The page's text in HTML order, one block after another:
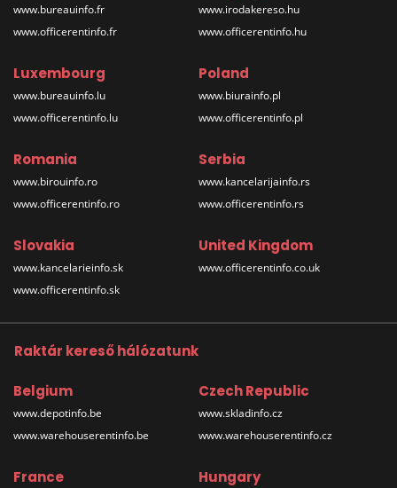
www.bureauinfo.fr
www.officerentinfo.fr
www.irodakereso.hu
www.officerentinfo.hu
Luxembourg
www.bureauinfo.lu
www.officerentinfo.lu
Poland
www.biurainfo.pl
www.officerentinfo.pl
Romania
www.birouinfo.ro
www.officerentinfo.ro
Serbia
www.kancelarijainfo.rs
www.officerentinfo.rs
Slovakia
www.kancelarieinfo.sk
www.officerentinfo.sk
United Kingdom
www.officerentinfo.co.uk
Raktár kereső hálózatunk
Belgium
www.depotinfo.be
www.warehouserentinfo.be
Czech Republic
www.skladinfo.cz
www.warehouserentinfo.cz
France Hungary